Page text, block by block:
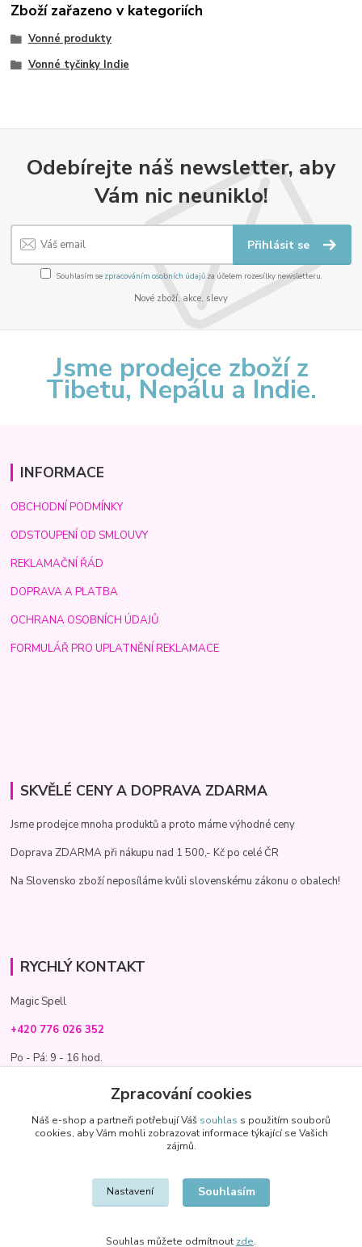
Zboží zařazeno v kategoriích
Vonné produkty
Vonné tyčinky Indie
Odebírejte náš newsletter, aby
Vám nic neuniklo!
Přihlásit se
Souhlasím se zpracováním osobních údajůza účelem rozesílky newsletteru.
Nové zboží, akce, slevy
Jsme prodejce zboží z
Tibetu, Nepálu a Indie.
INFORMACE
OBCHODNÍ PODMÍNKY
ODSTOUPENÍ OD SMLOUVY
REKLAMAČNÍ ŘÁD
DOPRAVA A PLATBA
OCHRANA OSOBNÍCH ÚDAJŮ
FORMULÁŘ PRO UPLATNĚNÍ REKLAMACE
SKVĚLÉ CENY A DOPRAVA ZDARMA
Jsme prodejce mnoha produktů a proto máme výhodné ceny
Doprava ZDARMA při nákupu nad 1 500,- Kč po celé ČR
Na Slovensko zboží neposíláme kvůli slovenskému zákonu o obalech!
RYCHLÝ KONTAKT
Magic Spell
+420 776 026 352
Po - Pá: 9 - 16 hod.
info@magic-spell.czZpracování cookies
Náš e-shop a partneři potřebují Váš souhlas s použitím souborů
cookies, aby Vám mohli zobrazovat informace týkající se Vašich
zájmů.
Nastavení Souhlasím
Souhlas můžete odmítnout zde.